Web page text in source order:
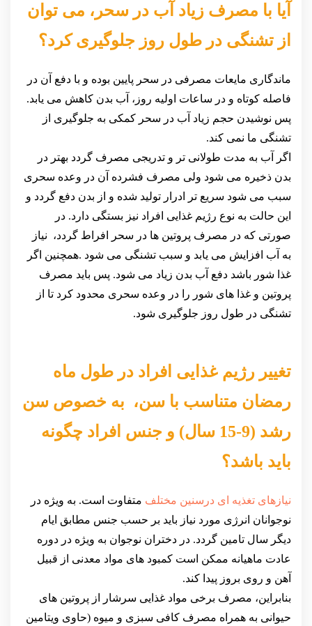
آیا با مصرف زیاد آب در سحر، می توان
از تشنگی در طول روز جلوگیری کرد؟
ماندگاری مایعات مصرفی در سحر پایین بوده و با دفع آن در
فاصله کوتاه و در ساعات اولیه روز، آب بدن کاهش می یابد.
پس نوشیدن حجم زیاد آب در سحر کمکی به جلوگیری از
تشنگی ما نمی کند.
اگر آب به مدت طولانی تر و تدریجی مصرف گردد بهتر در
بدن ذخیره می شود ولی مصرف فشرده آن در وعده سحری
سبب می شود سریع تر ادرار تولید شده و از بدن دفع گردد و
این حالت به نوع رژیم غذایی افراد نیز بستگی دارد. در
صورتی که در مصرف پروتین ها در سحر افراط گردد، نیاز
به آب افزایش می یابد و سبب تشنگی می شود .همچنین اگر
غذا شور باشد دفع آب بدن زیاد می شود. پس باید مصرف
پروتین و غذا های شور را در وعده سحری محدود کرد تا از
تشنگی در طول روز جلوگیری شود.
تغییر رژیم غذایی افراد در طول ماه
رمضان متناسب با سن، به خصوص سن
رشد (9-15 سال) و جنس افراد چگونه
باید باشد؟
نیازهای تغذیه ای درسنین مختلف متفاوت است. به ویژه در
نوجوانان انرژی مورد نیاز باید بر حسب جنس مطابق ایام
دیگر سال تامین گردد. در دختران نوجوان به ویژه در دوره
عادت ماهیانه ممکن است کمبود های مواد معدنی از قبیل
آهن و روی بروز پیدا کند.
بنابراین، مصرف برخی مواد غذایی سرشار از پروتین های
حیوانی به همراه مصرف کافی سبزی و میوه (حاوی ویتامین